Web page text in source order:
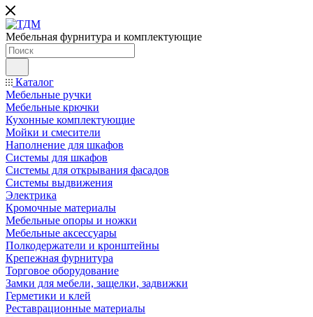
Мебельная фурнитура и комплектующие
Каталог
Мебельные ручки
Мебельные крючки
Кухонные комплектующие
Мойки и смесители
Наполнение для шкафов
Cистемы для шкафов
Системы для открывания фасадов
Системы выдвижения
Электрика
Кромочные материалы
Мебельные опоры и ножки
Мебельные аксессуары
Полкодержатели и кронштейны
Крепежная фурнитура
Торговое оборудование
Замки для мебели, защелки, задвижки
Герметики и клей
Реставрационные материалы